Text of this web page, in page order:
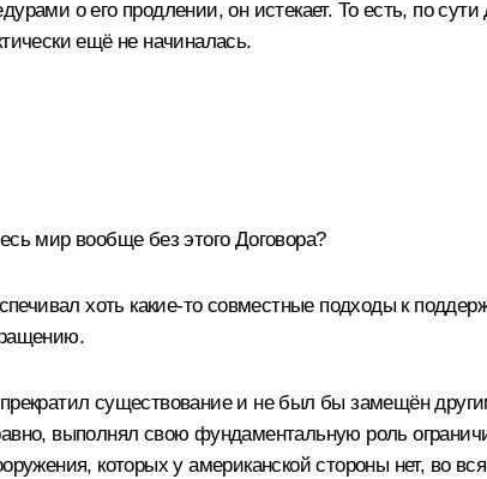
о его продлении, он истекает. То есть, по
ещё не начиналась.
мир вообще без этого Договора?
хоть какие‑то совместные подходы к
существование и не был бы замещён
выполнял свою фундаментальную роль
которых у американской стороны нет, во